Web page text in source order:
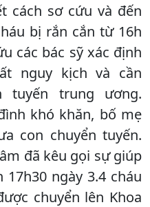
cách sơ cứu và đến
bị rắn cắn từ 16h
các bác sỹ xác định
nguy kịch và cần
tuyến trung ương.
khó khăn, bố mẹ
con chuyển tuyến.
đã kêu gọi sự giúp
ngày 3.4 cháu
chuyển lên Khoa